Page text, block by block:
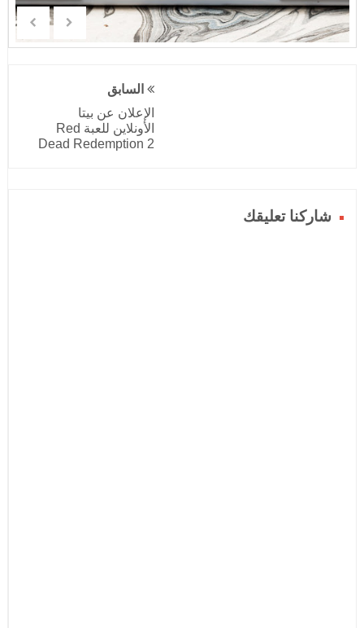
السابق
الإعلان عن بيتا
الأونلاين للعبة Red
Dead Redemption 2
شاركنا تعليقك